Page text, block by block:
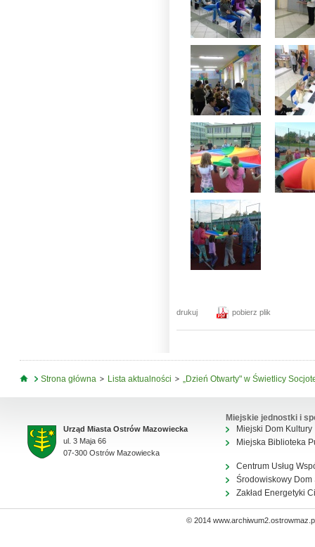
drukuj pobierz plik
Jesteś tutaj
Strona główna Lista aktualności „Dzień Otwarty" w Świetlicy
Urząd Miasta Ostrów Mazowiecka
ul. 3 Maja 66
07-300 Ostrów Mazowiecka
Miejskie jednostki i
Miejski Dom Kultury
Miejska Biblioteka
Centrum Usług
Środowiskowy Dom
Zakład Energetyki
© 2014